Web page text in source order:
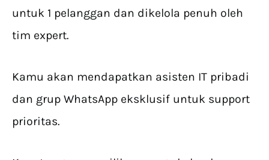
untuk 1 pelanggan dan dikelola penuh oleh
tim expert.
Kamu akan mendapatkan asisten IT pribadi
dan grup WhatsApp eksklusif untuk support
prioritas.